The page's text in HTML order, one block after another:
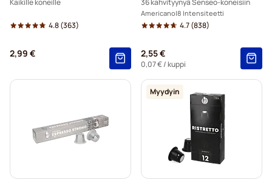
Kaikille koneille
4.8(363)
2,99 €
36 kahvityynyä Senseo-koneisiin
Americano 8 Intensiteetti
4.7(838)
2,55 €
0,07 €/ kuppi
Myydyin